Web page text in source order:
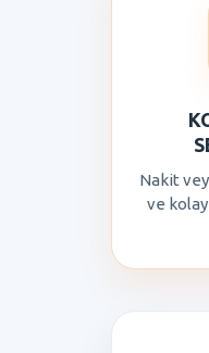
Nakit
ve